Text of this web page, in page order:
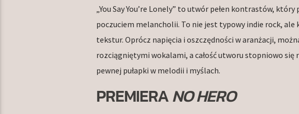
„You Say You’re Lonely” to utwór pełen kontrastów,
poczuciem melancholii. To nie jest typowy indie rock,
tekstur. Oprócz napięcia i oszczędności w aranżacji,
rozciągniętymi wokalami, a całość utworu stopniowo
pewnej pułapki w melodii i myślach.
PREMIERANO HERO